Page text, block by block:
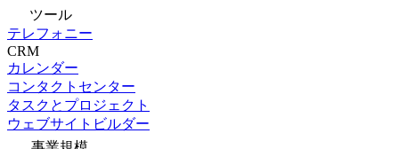
ツール
テレフォニー
CRM
カレンダー
コンタクトセンター
タスクとプロジェクト
ウェブサイトビルダー